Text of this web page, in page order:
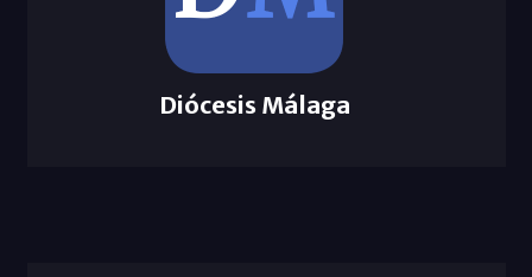
Diócesis Málaga